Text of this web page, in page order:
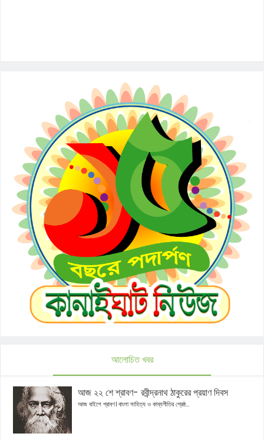
আলোচিত খবর
আজ ২২ শে শ্রাবণ- রবীন্দ্রনাথ ঠাকুরের প্রয়াণ দিবস
আজ বাইশে শ্রাবণ। বাংলা সাহিত্য ও কাব্যগীতির শ্রেষ্ঠ...